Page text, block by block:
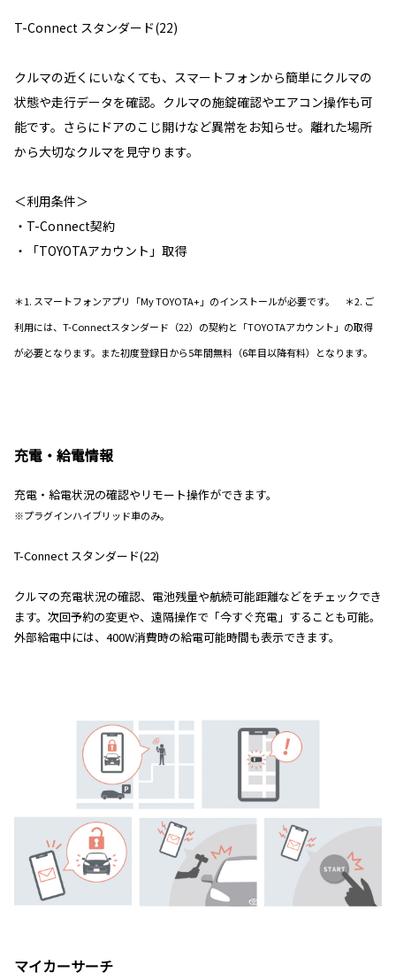
T-Connect スタンダード(22)
クルマの近くにいなくても、スマートフォンから簡単にクルマの
状態や走行データを確認。クルマの施錠確認やエアコン操作も可
能です。さらにドアのこじ開けなど異常をお知らせ。離れた場所
から大切なクルマを見守ります。
＜利用条件＞
・T-Connect契約
・「TOYOTAアカウント」取得
＊1. スマートフォンアプリ「My TOYOTA+」のインストールが必要です。 ＊2. ご
利用には、T-Connectスタンダード（22）の契約と「TOYOTAアカウント」の取得
が必要となります。また初度登録日から5年間無料（6年目以降有料）となります。
充電・給電情報
充電・給電状況の確認やリモート操作ができます。
※プラグインハイブリッド車のみ。
T-Connect スタンダード(22)
クルマの充電状況の確認、電池残量や航続可能距離などをチェックでき
ます。次回予約の変更や、遠隔操作で「今すぐ充電」することも可能。
外部給電中には、400W消費時の給電可能時間も表示できます。
マイカーサーチ